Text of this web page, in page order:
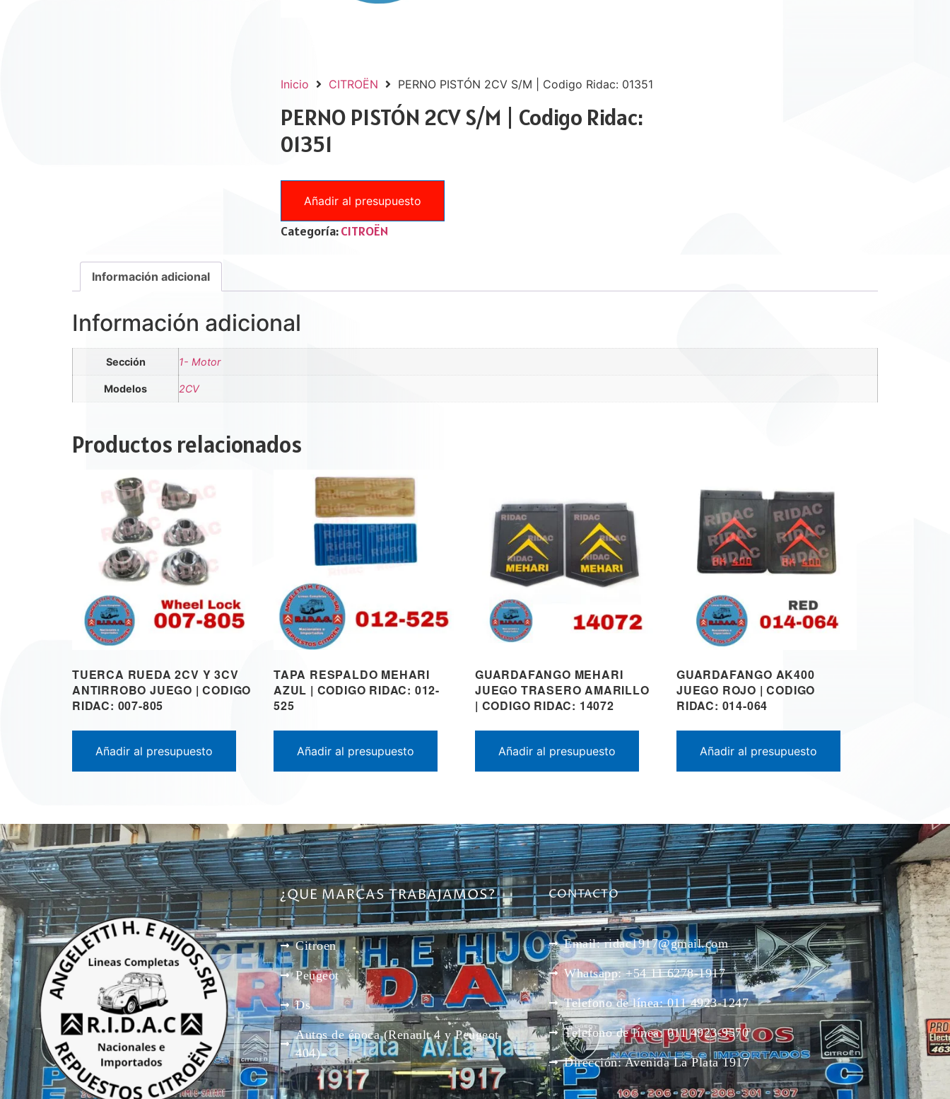
Inicio CITROËN PERNO PISTÓN 2CV S/M | Codigo Ridac: 01351
PERNO PISTÓN 2CV S/M | Codigo Ridac:
01351
Añadir al presupuesto
Categoría:CITROËN
Información adicional
Información adicional
Sección 1- Motor
Modelos 2CV
Productos relacionados
TUERCA RUEDA 2CV Y 3CV
ANTIRROBO JUEGO | CODIGO
RIDAC: 007-805
Añadir al presupuesto
TAPA RESPALDO MEHARI
AZUL | CODIGO RIDAC: 012-
525
Añadir al presupuesto
GUARDAFANGO MEHARI
JUEGO TRASERO AMARILLO
| CODIGO RIDAC: 14072
Añadir al presupuesto
GUARDAFANGO AK400
JUEGO ROJO | CODIGO
RIDAC: 014-064
Añadir al presupuesto
¿QUE MARCAS TRABAJAMOS?
Citroen
Peugeot
Ds
Autos de época (Renault 4 y Peugeot
404)
CONTACTO
Email: ridac1917@gmail.com
Whatsapp: +54 11 6278-1917
Telefono de línea: 011 4923-1247
Telefono de línea: 011 4923-9570
Dirección: Avenida La Plata 1917